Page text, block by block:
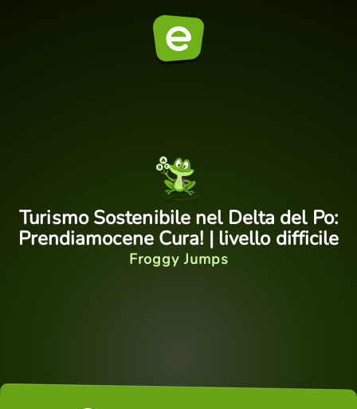
Turismo Sostenibile nel Delta del Po:
Prendiamocene Cura! | livello difficile
Froggy Jumps